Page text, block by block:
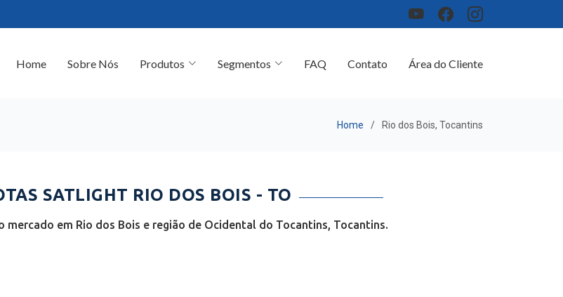
Home Sobre Nós Produtos Segmentos FAQ Contato Área do Cliente
Home Rio dos Bois, Tocantins
SATLIGHT RIO DOS BOIS - TO
em Rio dos Bois e região de Ocidental do Tocantins, Tocantins.